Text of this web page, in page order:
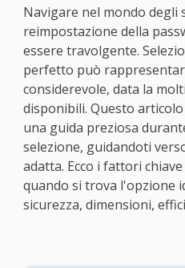
Navigare nel mondo degli
reimpostazione della
essere travolgente.
perfetto può
considerevole, data la
disponibili. Questo articolo
una guida preziosa
selezione, guidandoti
adatta. Ecco i fattori
quando si trova l'opzione
sicurezza, dimensioni,